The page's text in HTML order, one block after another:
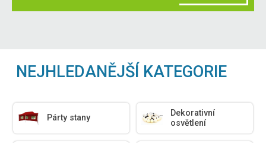
NEJHLEDANĚJŠÍ KATEGORIE
Párty stany
Dekorativní
osvětlení